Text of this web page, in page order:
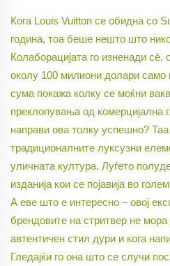
Кога Louis Vuitton се обидна со
година, тоа беше нешто што
Колаборацијата го изненади сè,
околу 100 милиони долари само
сума покажа колку се моќни
преклопувања од комерцијална
направи ова толку успешно?
традиционалните луксузни
уличната култура. Луѓето
изданија кои се појавија во
А еве што е интересно – овој
брендовите на стритвер не
автентичен стил дури и кога
Гледајќи го она што се случи